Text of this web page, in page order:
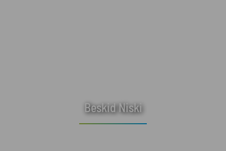
Beskid Niski